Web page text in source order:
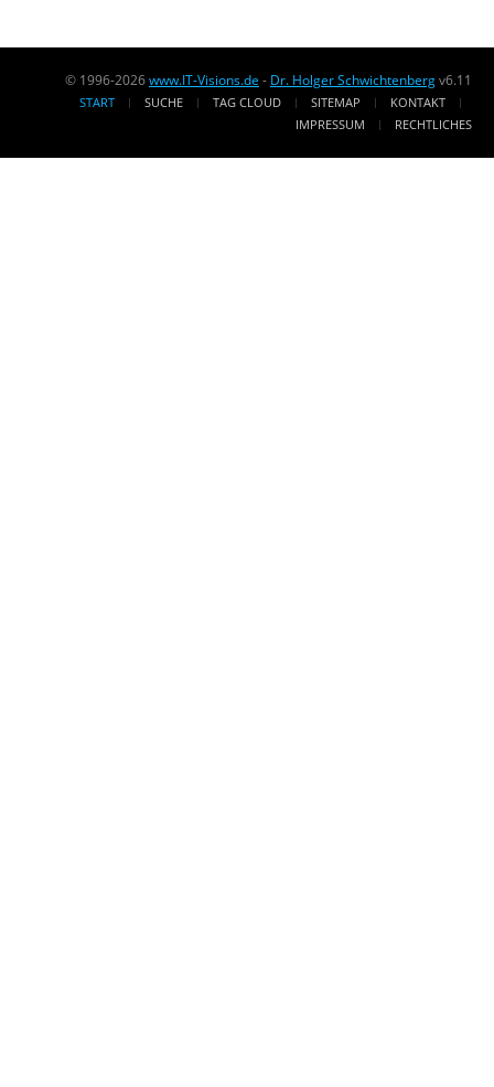
© 1996-2026www.IT-Visions.de - Dr. Holger Schwichtenbergv6.11
START SUCHE TAG CLOUD SITEMAP
KONTAKT
IMPRESSUM
RECHTLICHES